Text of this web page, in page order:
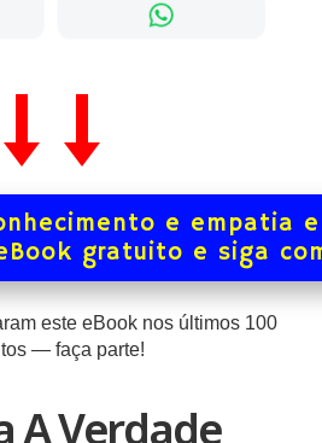
e empatia
gratuito e siga
este eBook nos últimos 100
— faça parte!
A Verdade